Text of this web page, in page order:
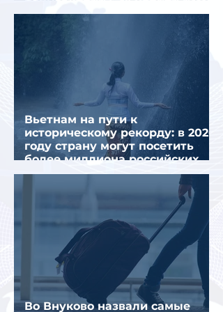
миграционного кризиса
Вьетнам на пути к
историческому рекорду: в 2026
году страну могут посетить
более миллиона российских
туристов
Во Внуково назвали самые